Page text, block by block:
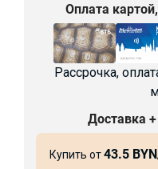
Оплата
Рассрочка,
Доставка +
Купить от43.5